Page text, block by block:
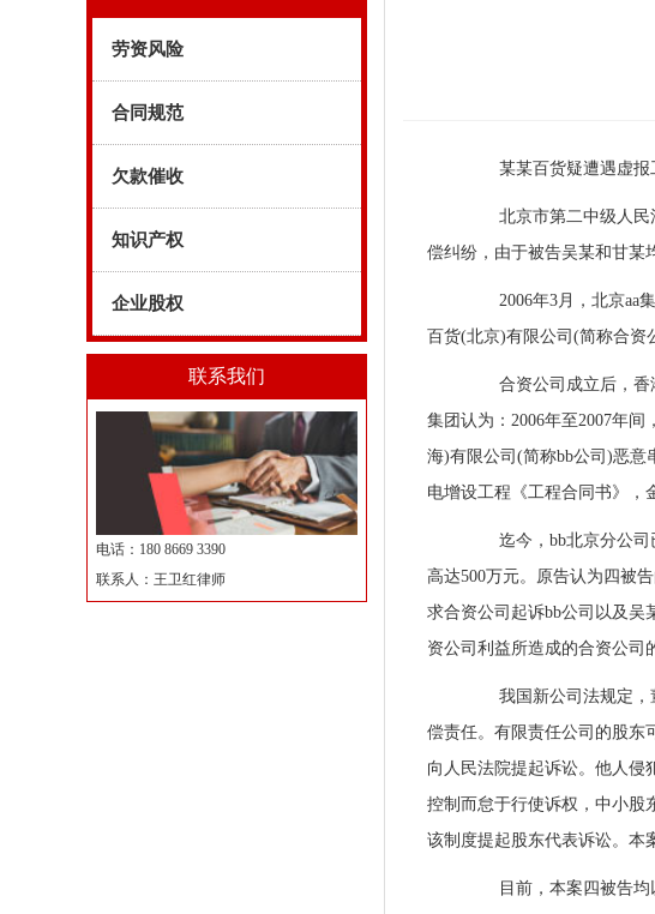
某某百货疑遭遇虚报工
北京市第二中级人民法
偿纠纷，由于被告吴某和甘某
2006年3月，北京aa集
百货(北京)有限公司(简称合资
合资公司成立后，香港
集团认为：2006年至2007年
海)有限公司(简称bb公司)恶意
电增设工程《工程合同书》，
迄今，bb北京分公司已
高达500万元。原告认为四被
求合资公司起诉bb公司以及吴
资公司利益所造成的合资公司
我国新公司法规定，董
偿责任。有限责任公司的股东
向人民法院提起诉讼。他人侵
控制而怠于行使诉权，中小股
该制度提起股东代表诉讼。本
目前，本案四被告均以
劳资风险
合同规范
欠款催收
知识产权
企业股权
联系我们
电话：180 8669 3390
联系人：王卫红律师